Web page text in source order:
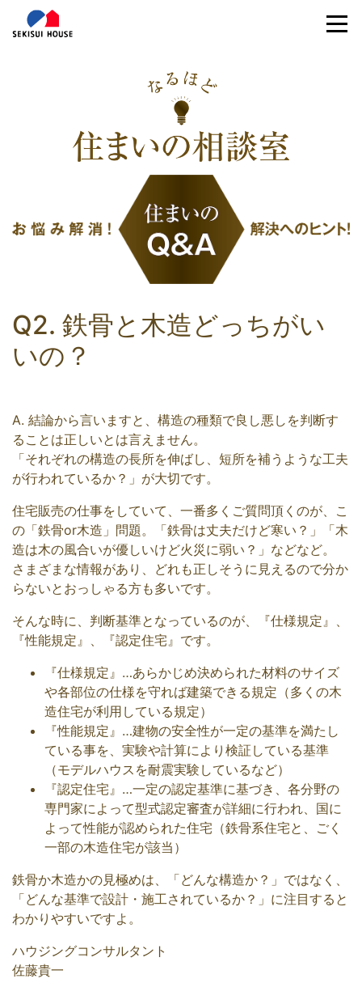
Q2. 鉄骨と木造どっちがい
いの？
A. 結論から言いますと、構造の種類で良し悪しを判断す
ることは正しいとは言えません。
「それぞれの構造の長所を伸ばし、短所を補うような工夫
が行われているか？」が大切です。
住宅販売の仕事をしていて、一番多くご質問頂くのが、こ
の「鉄骨or木造」問題。「鉄骨は丈夫だけど寒い？」「木
造は木の風合いが優しいけど火災に弱い？」などなど。
さまざまな情報があり、どれも正しそうに見えるので分か
らないとおっしゃる方も多いです。
そんな時に、判断基準となっているのが、『仕様規定』、
『性能規定』、『認定住宅』です。
『仕様規定』…あらかじめ決められた材料のサイズ
や各部位の仕様を守れば建築できる規定（多くの木
造住宅が利用している規定）
『性能規定』…建物の安全性が一定の基準を満たし
ている事を、実験や計算により検証している基準
（モデルハウスを耐震実験しているなど）
『認定住宅』…一定の認定基準に基づき、各分野の
専門家によって型式認定審査が詳細に行われ、国に
よって性能が認められた住宅（鉄骨系住宅と、ごく
一部の木造住宅が該当）
鉄骨か木造かの見極めは、「どんな構造か？」ではなく、
「どんな基準で設計・施工されているか？」に注目すると
わかりやすいですよ。
ハウジングコンサルタント
佐藤貴一